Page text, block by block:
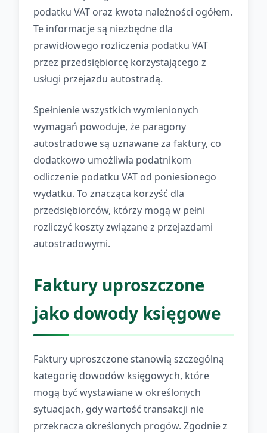
podatku VAT oraz kwota należności ogółem.
Te informacje są niezbędne dla
prawidłowego rozliczenia podatku VAT
przez przedsiębiorcę korzystającego z
usługi przejazdu autostradą.
Spełnienie wszystkich wymienionych
wymagań powoduje, że paragony
autostradowe są uznawane za faktury, co
dodatkowo umożliwia podatnikom
odliczenie podatku VAT od poniesionego
wydatku. To znacząca korzyść dla
przedsiębiorców, którzy mogą w pełni
rozliczyć koszty związane z przejazdami
autostradowymi.
Faktury uproszczone
jako dowody księgowe
Faktury uproszczone stanowią szczególną
kategorię dowodów księgowych, które
mogą być wystawiane w określonych
sytuacjach, gdy wartość transakcji nie
przekracza określonych progów. Zgodnie z